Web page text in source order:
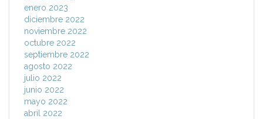
enero 2023
diciembre 2022
noviembre 2022
octubre 2022
septiembre 2022
agosto 2022
julio 2022
junio 2022
mayo 2022
abril 2022